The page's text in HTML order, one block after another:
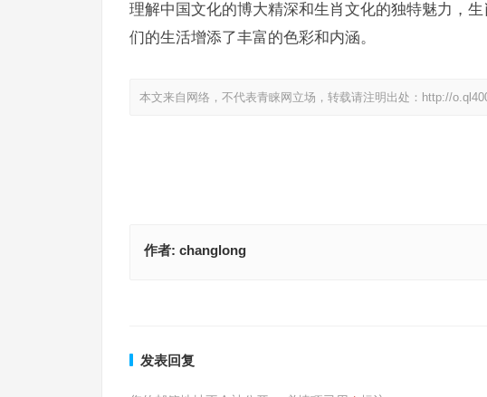
理解中国文化的博大精深和生肖文化的独特魅力，
们的生活增添了丰富的色彩和内涵。
本文来自网络，不代表青睐网立场，转载请注明出处： http://
作者: changlong
发表回复